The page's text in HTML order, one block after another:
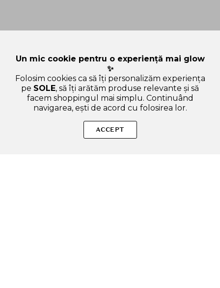
AC Collection Toner Calmant pentru Ten Sensibil - Fara Alcool,
Anti-Iritatii si Control Sebum, 125 ml. Dacă ai și alte curiozități,
Un mic cookie pentru o experiență mai glow
✨
Folosim cookies ca să îți personalizăm experiența
pe SOLE, să îți arătăm produse relevante și să
facem shoppingul mai simplu. Continuând
navigarea, ești de acord cu folosirea lor.
ACCEPT